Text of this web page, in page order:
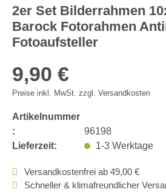
2er Set Bilderrahmen
Barock Fotorahmen
Fotoaufsteller
9,90 €
Preise inkl. MwSt. zzgl. Versandkosten
Artikelnummer
:
96198
Lieferzeit:
1-3 Werktage
Versandkostenfrei ab 49,00 €
Schneller & klimafreundlicher